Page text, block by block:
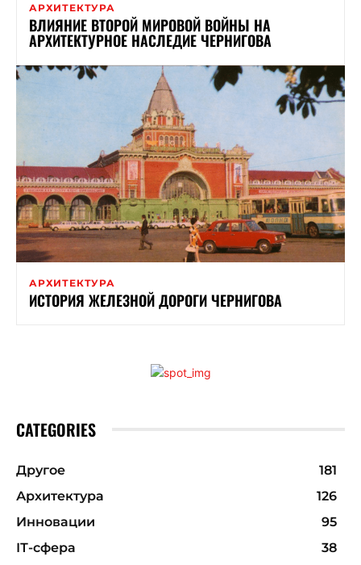
АРХИТЕКТУРА
ВЛИЯНИЕ ВТОРОЙ МИРОВОЙ ВОЙНЫ НА
АРХИТЕКТУРНОЕ НАСЛЕДИЕ ЧЕРНИГОВА
АРХИТЕКТУРА
ИСТОРИЯ ЖЕЛЕЗНОЙ ДОРОГИ ЧЕРНИГОВА
CATEGORIES
Другое
181
Архитектура
126
Инновации
95
ІТ-сфера
38